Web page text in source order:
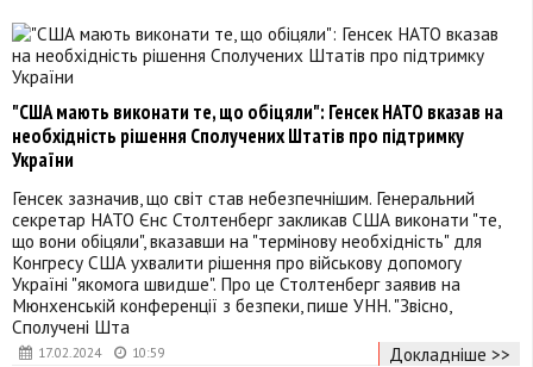
17.02.2024 10:59
"США мають виконати те, що обіцяли": Генсек НАТО вказав на
необхідність рішення Сполучених Штатів про підтримку
України
Генсек зазначив, що світ став небезпечнішим. Генеральний
секретар НАТО Єнс Столтенберг закликав США виконати "те,
що вони обіцяли", вказавши на "термінову необхідність" для
Конгресу США ухвалити рішення про військову допомогу
Україні "якомога швидше". Про це Столтенберг заявив на
Мюнхенській конференції з безпеки, пише УНН. "Звісно,
Сполучені Шта
Докладніше >>